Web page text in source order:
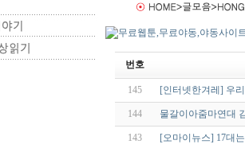
번호
145 [인터넷한겨레] 우
144 물갈이아줌마연대
143 [오마이뉴스] 17대